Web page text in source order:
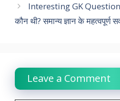
o
o
A
p
e
r
d
I
r
Interesting GK
कौन थी? समान्य ज्ञान के महत्वपूर्ण
Leave a Comment